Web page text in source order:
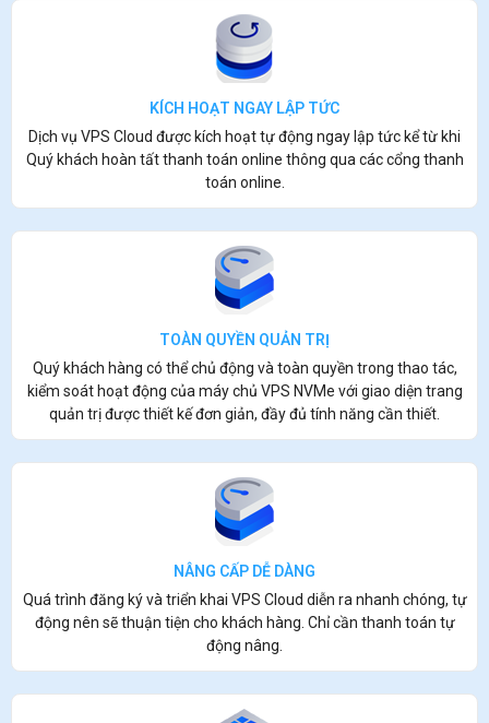
KÍCH HOẠT NGAY LẬP TỨC
Dịch vụ VPS Cloud được kích hoạt tự động ngay lập tức kể từ khi
Quý khách hoàn tất thanh toán online thông qua các cổng thanh
toán online.
TOÀN QUYỀN QUẢN TRỊ
Quý khách hàng có thể chủ động và toàn quyền trong thao tác,
kiểm soát hoạt động của máy chủ VPS NVMe với giao diện trang
quản trị được thiết kế đơn giản, đầy đủ tính năng cần thiết.
NÂNG CẤP DỄ DÀNG
Quá trình đăng ký và triển khai VPS Cloud diễn ra nhanh chóng, tự
động nên sẽ thuận tiện cho khách hàng. Chỉ cần thanh toán tự
động nâng.